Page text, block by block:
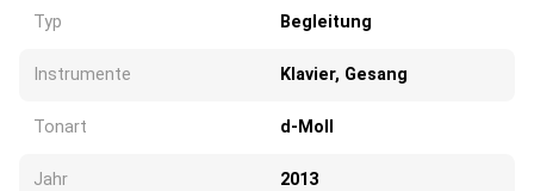
Typ Begleitung
Instrumente Klavier, Gesang
Tonart d-Moll
Jahr 2013